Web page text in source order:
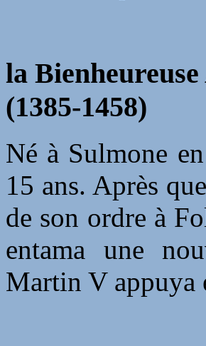
la
(1385-1458)
Né à Sulmone
15 ans. Après
de son ordre à
entama une
Martin V appuya